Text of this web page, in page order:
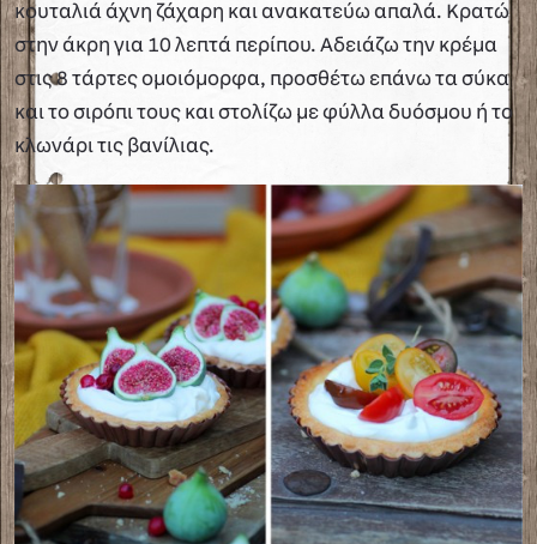
κουταλιά άχνη ζάχαρη και ανακατεύω απαλά. Κρατώ
στην άκρη για 10 λεπτά περίπου. Αδειάζω την κρέμα
στις 8 τάρτες ομοιόμορφα, προσθέτω επάνω τα σύκα
και το σιρόπι τους και στολίζω με φύλλα δυόσμου ή το
κλωνάρι τις βανίλιας.